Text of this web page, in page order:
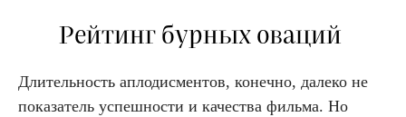
Рейтинг бурных оваций
Длительность аплодисментов, конечно, далеко не
показатель успешности и качества фильма. Но